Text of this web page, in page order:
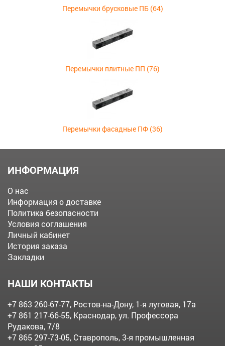
Перемычки брусковые ПБ (64)
Перемычки плитные ПП (76)
Перемычки фасадные ПФ (36)
ИНФОРМАЦИЯ
О нас
Информация о доставке
Политика безопасности
Условия соглашения
Личный кабинет
История заказа
Закладки
НАШИ КОНТАКТЫ
+7 863 260-67-77, Ростов-на-Дону, 1-я луговая, 17а
+7 861 217-66-55, Краснодар, ул. Профессора
Рудакова, 7/8
+7 865 297-73-05, Ставрополь, 3-я промышленная